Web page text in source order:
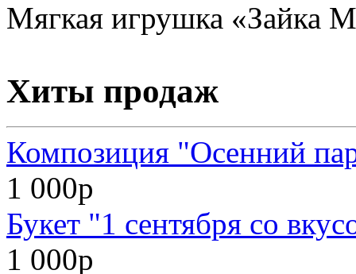
Мягкая игрушка «Зайка
Хиты продаж
Композиция "Осенний
1 000р
Букет "1 сентября со
1 000р